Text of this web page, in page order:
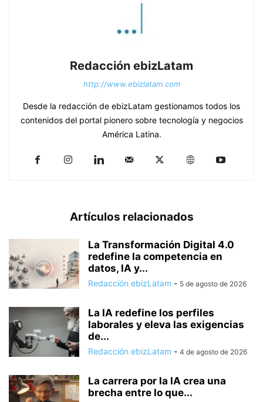
Redacción ebizLatam
http://www.ebizlatam.com
Desde la redacción de ebizLatam gestionamos todos los
contenidos del portal pionero sobre tecnología y negocios
América Latina.
Artículos relacionados
La Transformación Digital 4.0
redefine la competencia en
datos, IA y...
Redacción ebizLatam - 5 de agosto de 2026
La IA redefine los perfiles
laborales y eleva las exigencias
de...
Redacción ebizLatam - 4 de agosto de 2026
La carrera por la IA crea una
brecha entre lo que...